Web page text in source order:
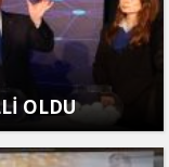
OLDU